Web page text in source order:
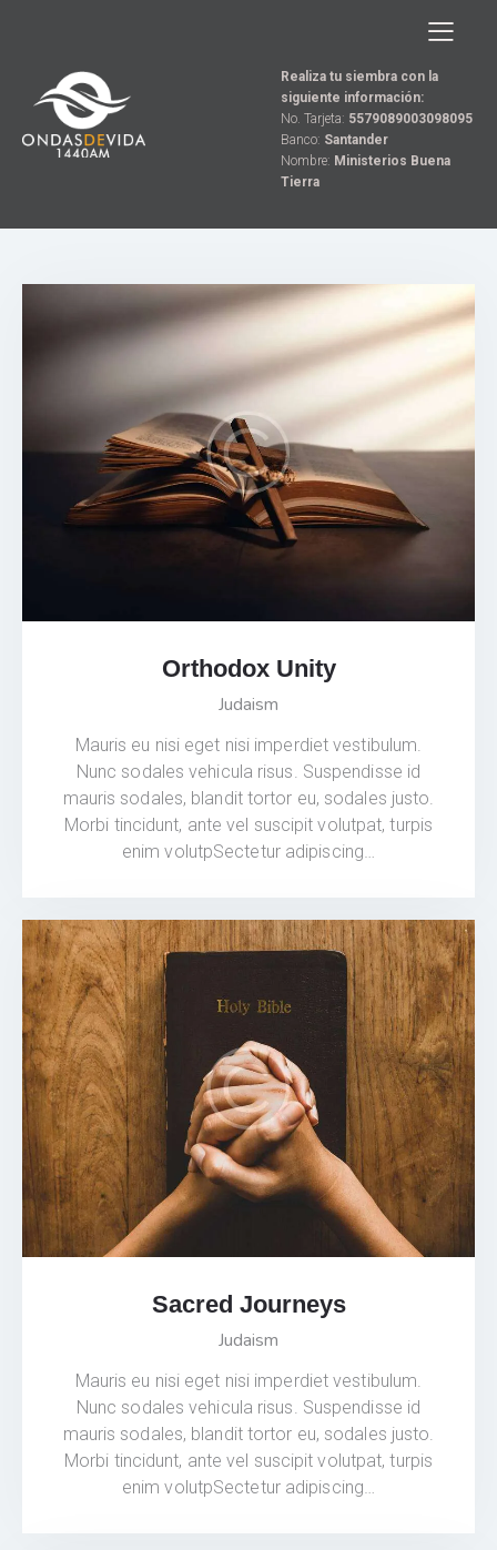
Realiza tu siembra con la
siguiente información:
No. Tarjeta: 5579089003098095
Banco: Santander
Nombre: Ministerios Buena
Tierra
Orthodox Unity
Judaism
Mauris eu nisi eget nisi imperdiet vestibulum.
Nunc sodales vehicula risus. Suspendisse id
mauris sodales, blandit tortor eu, sodales justo.
Morbi tincidunt, ante vel suscipit volutpat, turpis
enim volutpSectetur adipiscing…
Sacred Journeys
Judaism
Mauris eu nisi eget nisi imperdiet vestibulum.
Nunc sodales vehicula risus. Suspendisse id
mauris sodales, blandit tortor eu, sodales justo.
Morbi tincidunt, ante vel suscipit volutpat, turpis
enim volutpSectetur adipiscing…